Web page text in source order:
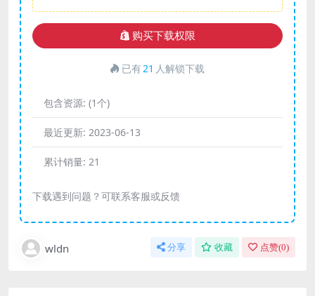
购买下载权限
已有21 人解锁下载
包含资源: (1个)
最近更新: 2023-06-13
累计销量: 21
下载遇到问题？可联系客服或反馈
wldn 分享 收藏 点赞(0)